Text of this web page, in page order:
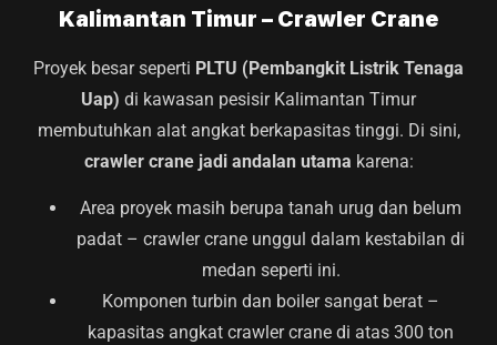
Kalimantan Timur – Crawler Crane
Proyek besar seperti PLTU (Pembangkit Listrik Tenaga
Uap) di kawasan pesisir Kalimantan Timur
membutuhkan alat angkat berkapasitas tinggi. Di sini,
crawler crane jadi andalan utama karena:
Area proyek masih berupa tanah urug dan belum
padat – crawler crane unggul dalam kestabilan di
medan seperti ini.
Komponen turbin dan boiler sangat berat –
kapasitas angkat crawler crane di atas 300 ton